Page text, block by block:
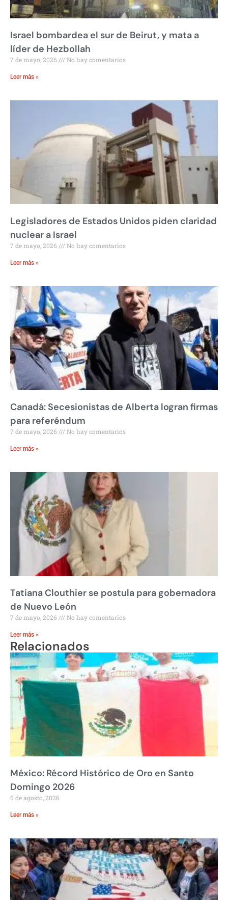
Israel bombardea el sur de Beirut, y mata a
líder de Hezbollah
7 de mayo, 2026 No hay comentarios
Leer más »
Legisladores de Estados Unidos piden claridad
nuclear a Israel
7 de mayo, 2026 No hay comentarios
Leer más »
Canadá: Secesionistas de Alberta logran firmas
para referéndum
7 de mayo, 2026 No hay comentarios
Leer más »
Tatiana Clouthier se postula para gobernadora
de Nuevo León
7 de mayo, 2026 No hay comentarios
Leer más »
Relacionados
México: Récord Histórico de Oro en Santo
Domingo 2026
6 de agosto, 2026
Leer más »